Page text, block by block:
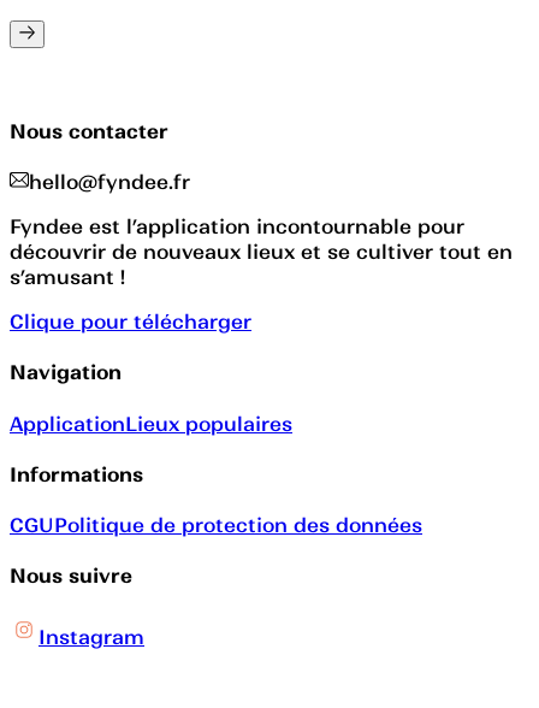
Nous contacter
hello@fyndee.fr
Fyndee est l’application incontournable pour
découvrir de nouveaux lieux et se cultiver tout en
s’amusant !
Clique pour télécharger
Navigation
ApplicationLieux populaires
Informations
CGUPolitique de protection des données
Nous suivre
Instagram